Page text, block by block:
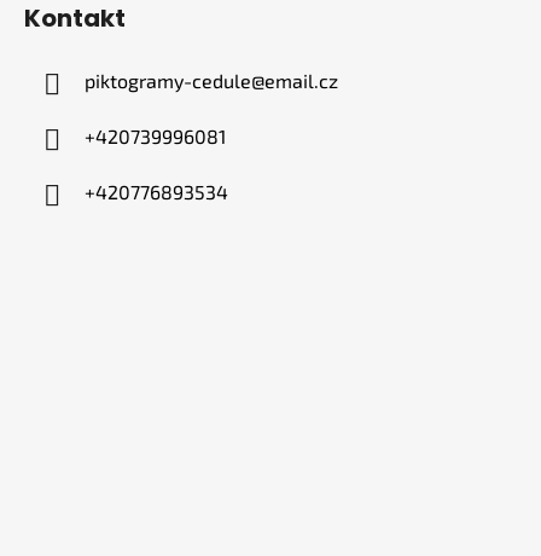
Kontakt
piktogramy-cedule@email.cz
+420739996081
+420776893534